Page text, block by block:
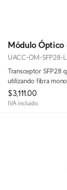
Módulo Óptico
UACC-OM-SFP28-
Transceptor SFP28
utilizando fibra
$3,111.00
IVA incluido.